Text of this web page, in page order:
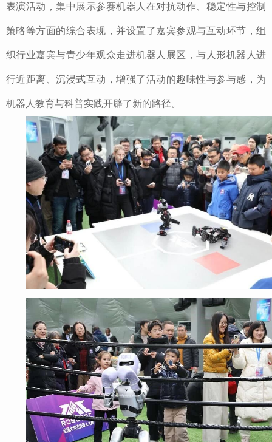
表演活动，集中展示参赛机器人在对抗动作、稳定性与控制
策略等方面的综合表现，并设置了嘉宾参观与互动环节，组
织行业嘉宾与青少年观众走进机器人展区，与人形机器人进
行近距离、沉浸式互动，增强了活动的趣味性与参与感，为
机器人教育与科普实践开辟了新的路径。